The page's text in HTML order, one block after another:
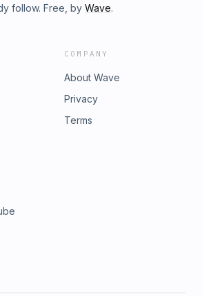
follow. Free, by Wave.
COMPANY
About Wave
Privacy
Terms